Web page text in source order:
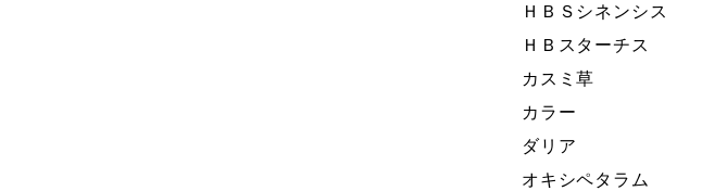
ＨＢＳシネンシス
ＨＢスターチス
カスミ草
カラー
ダリア
オキシペタラム